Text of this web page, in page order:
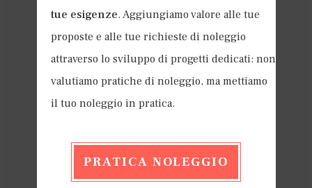
tue esigenze. Aggiungiamo valore alle tue
proposte e alle tue richieste di noleggio
attraverso lo sviluppo di progetti dedicati: non
valutiamo pratiche di noleggio, ma mettiamo
il tuo noleggio in pratica.
PRATICA NOLEGGIO